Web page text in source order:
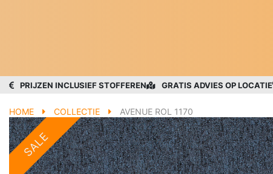
PRIJZEN INCLUSIEF STOFFEREN GRATIS ADVIES OP LOCATIE
HOME COLLECTIE AVENUE ROL 1170
SALE